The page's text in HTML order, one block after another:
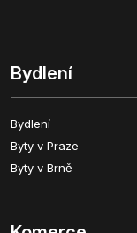
Bydlení
Bydlení
Byty v Praze
Byty v Brně